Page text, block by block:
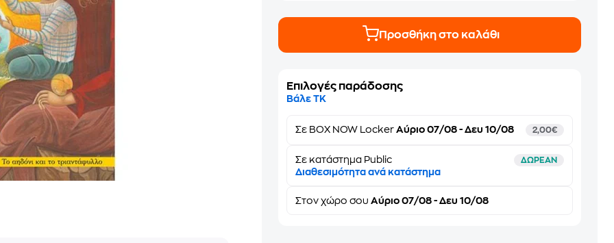
Προσθήκη στο καλάθι
Επιλογές παράδοσης
Βάλε ΤΚ
Σε BOX NOW Locker Αύριο 07/08 - Δευ 10/08 2,00€
Σε κατάστημα Public ΔΩΡΕΑΝ
Διαθεσιμότητα ανά κατάστημα
Στονχώρο σου Αύριο 07/08 - Δευ 10/08